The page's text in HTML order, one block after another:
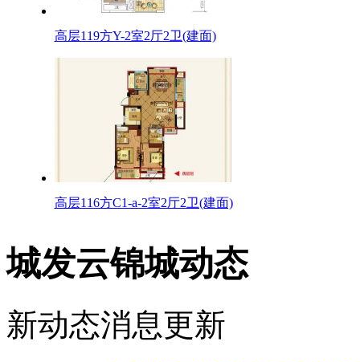
高层119方Y-2室2厅2卫(建面)
高层116方C1-a-2室2厅2卫(建面)
城发云锦城动态
新动态消息更新